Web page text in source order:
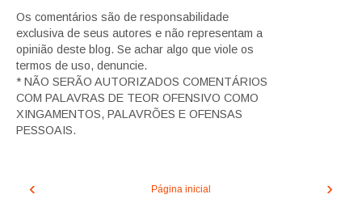
Os comentários são de responsabilidade
exclusiva de seus autores e não representam a
opinião deste blog. Se achar algo que viole os
termos de uso, denuncie.
* NÃO SERÃO AUTORIZADOS COMENTÁRIOS
COM PALAVRAS DE TEOR OFENSIVO COMO
XINGAMENTOS, PALAVRÕES E OFENSAS
PESSOAIS.
‹ ›
Página inicial